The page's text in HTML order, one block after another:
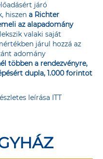
járó
hiszen a Richter
az alapadomány
valaki saját
járul hozzá az
adomány
többen a rendezvényre,
dupla, 1.000 forintot
leírása ITT